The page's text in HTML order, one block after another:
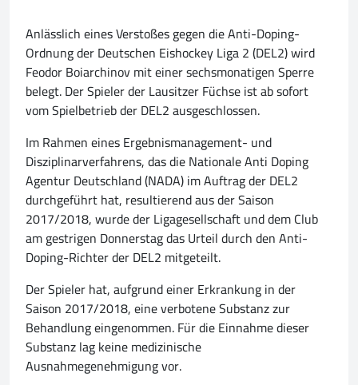
Anlässlich eines Verstoßes gegen die Anti-Doping-
Ordnung der Deutschen Eishockey Liga 2 (DEL2) wird
Feodor Boiarchinov mit einer sechsmonatigen Sperre
belegt. Der Spieler der Lausitzer Füchse ist ab sofort
vom Spielbetrieb der DEL2 ausgeschlossen.
Im Rahmen eines Ergebnismanagement- und
Disziplinarverfahrens, das die Nationale Anti Doping
Agentur Deutschland (NADA) im Auftrag der DEL2
durchgeführt hat, resultierend aus der Saison
2017/2018, wurde der Ligagesellschaft und dem Club
am gestrigen Donnerstag das Urteil durch den Anti-
Doping-Richter der DEL2 mitgeteilt.
Der Spieler hat, aufgrund einer Erkrankung in der
Saison 2017/2018, eine verbotene Substanz zur
Behandlung eingenommen. Für die Einnahme dieser
Substanz lag keine medizinische
Ausnahmegenehmigung vor.